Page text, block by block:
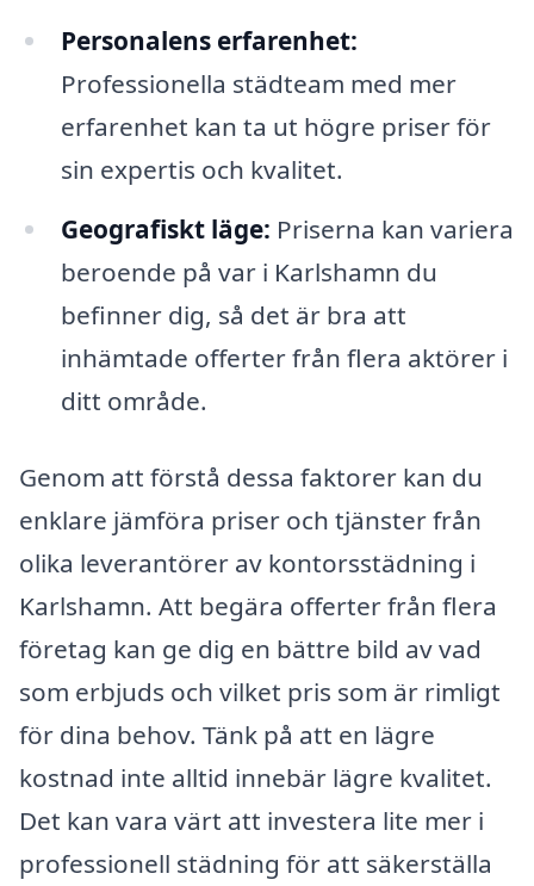
Personalens erfarenhet:
Professionella städteam med mer
erfarenhet kan ta ut högre priser för
sin expertis och kvalitet.
Geografiskt läge: Priserna kan variera
beroende på var i Karlshamn du
befinner dig, så det är bra att
inhämtade offerter från flera aktörer i
ditt område.
Genom att förstå dessa faktorer kan du
enklare jämföra priser och tjänster från
olika leverantörer av kontorsstädning i
Karlshamn. Att begära offerter från flera
företag kan ge dig en bättre bild av vad
som erbjuds och vilket pris som är rimligt
för dina behov. Tänk på att en lägre
kostnad inte alltid innebär lägre kvalitet.
Det kan vara värt att investera lite mer i
professionell städning för att säkerställa